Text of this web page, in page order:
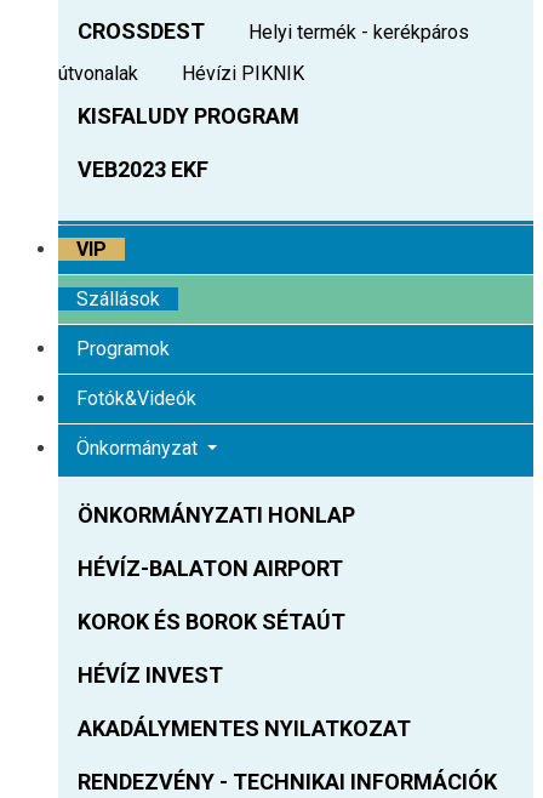
CROSSDEST
Helyi termék - kerékpáros
útvonalak
Hévízi PIKNIK
KISFALUDY PROGRAM
VEB2023 EKF
VIP
Szállások
Programok
Fotók&Videók
Önkormányzat
ÖNKORMÁNYZATI HONLAP
HÉVÍZ-BALATON AIRPORT
KOROK ÉS BOROK SÉTAÚT
HÉVÍZ INVEST
AKADÁLYMENTES NYILATKOZAT
RENDEZVÉNY - TECHNIKAI INFORMÁCIÓK